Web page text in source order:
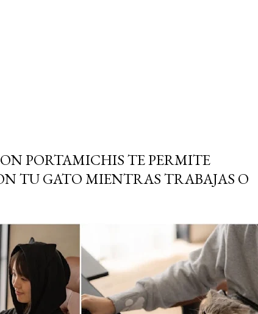
PORTAMICHIS TE PERMITE
TU GATO MIENTRAS TRABAJAS O